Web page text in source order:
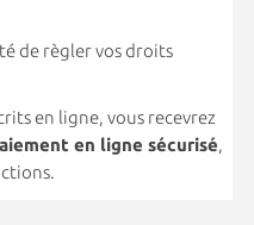
de règler vos droits
en ligne, vous recevrez
en ligne sécurisé,